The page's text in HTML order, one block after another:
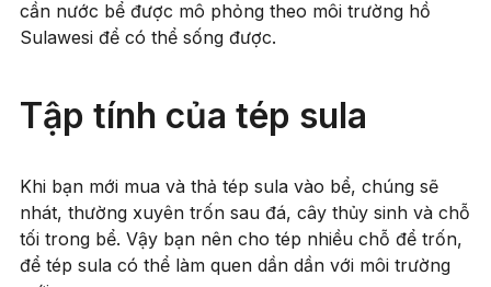
cần nước bể được mô phỏng theo môi trường hồ
Sulawesi để có thể sống được.
Tập tính của tép sula
Khi bạn mới mua và thả tép sula vào bể, chúng sẽ
nhát, thường xuyên trốn sau đá, cây thủy sinh và chỗ
tối trong bể. Vậy bạn nên cho tép nhiều chỗ để trốn,
để tép sula có thể làm quen dần dần với môi trường